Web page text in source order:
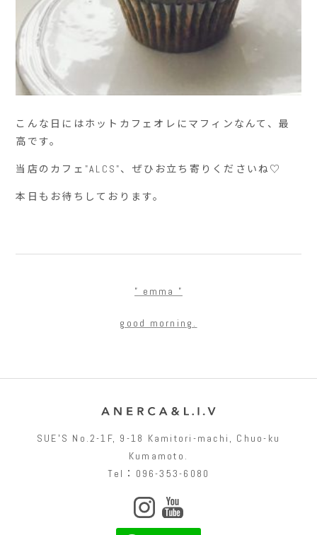
こんな日にはホットカフェオレにマフィンなんて、最
高です。
当店のカフェ"ALCS"、ぜひお立ち寄りくださいね♡
本日もお待ちしております。
” emma ”
good morning.
SUEʼS No.2-1F, 9-18 Kamitori-machi, Chuo-ku
Kumamoto.
Tel：096-353-6080